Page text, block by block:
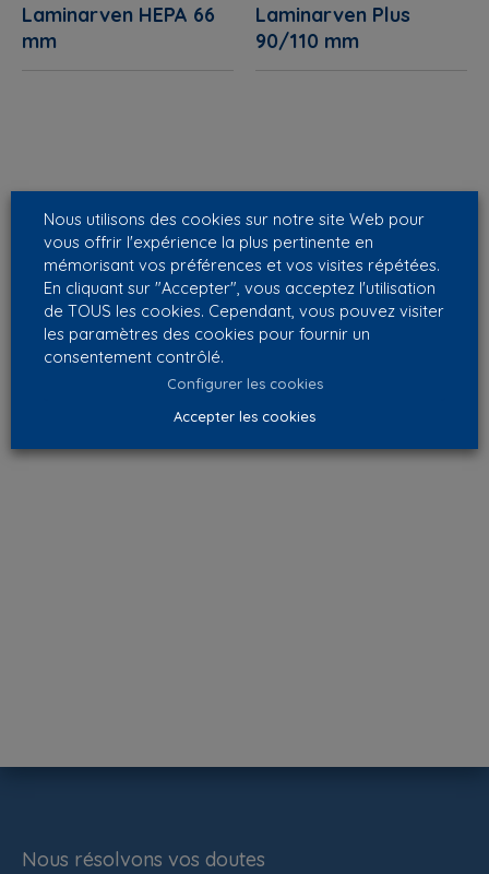
Laminarven HEPA 66
mm
Laminarven Plus
90/110 mm
Nous résolvons vos doutes
Nous utilisons des cookies sur notre site Web pour
vous offrir l'expérience la plus pertinente en
mémorisant vos préférences et vos visites répétées.
En cliquant sur "Accepter", vous acceptez l'utilisation
de TOUS les cookies. Cependant, vous pouvez visiter
les paramètres des cookies pour fournir un
consentement contrôlé.
Configurer les cookies
Accepter les cookies